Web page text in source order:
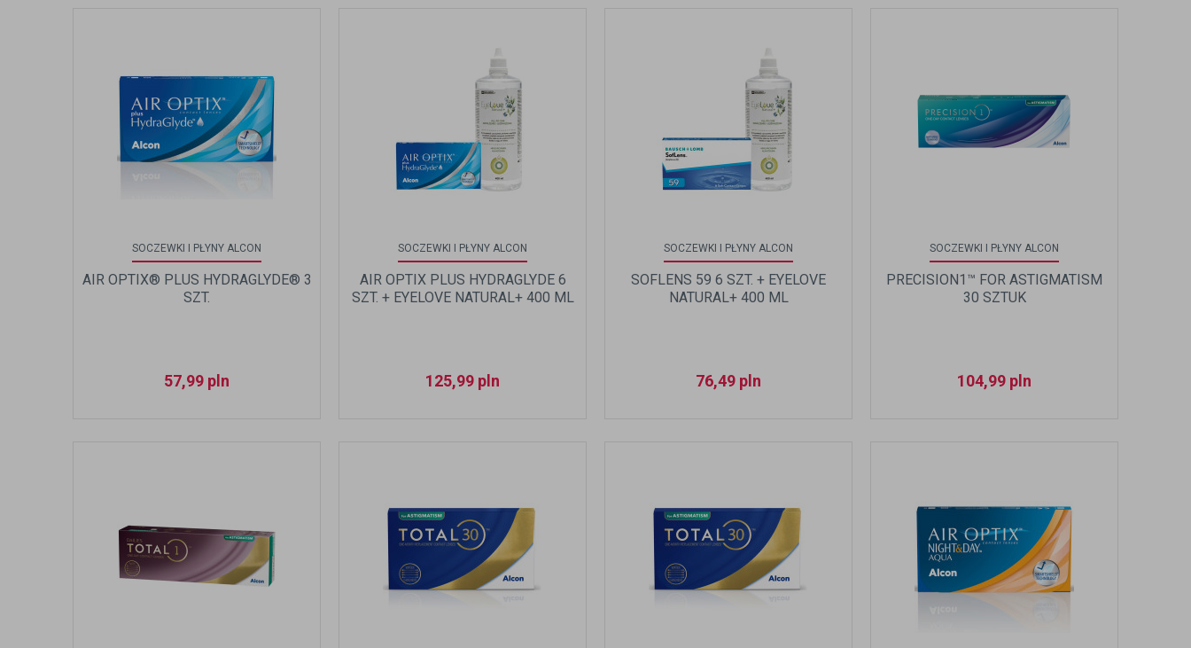
SOCZEWKI I PŁYNY ALCON
AIR OPTIX® PLUS HYDRAGLYDE® 3
SZT.
57,99 pln
SOCZEWKI I PŁYNY ALCON
AIR OPTIX PLUS HYDRAGLYDE 6
SZT. + EYELOVE NATURAL+ 400 ML
125,99 pln
SOCZEWKI I PŁYNY ALCON
SOFLENS 59 6 SZT. + EYELOVE
NATURAL+ 400 ML
76,49 pln
SOCZEWKI I PŁYNY ALCON
PRECISION1™ FOR ASTIGMATISM
30 SZTUK
104,99 pln